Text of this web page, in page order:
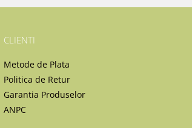
CLIENTI
Metode de Plata
Politica de Retur
Garantia Produselor
ANPC